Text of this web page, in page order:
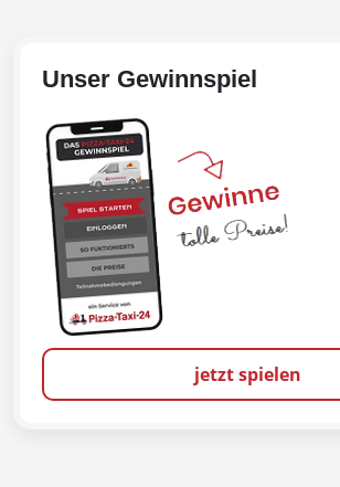
Unser Gewinnspiel
jetzt spielen